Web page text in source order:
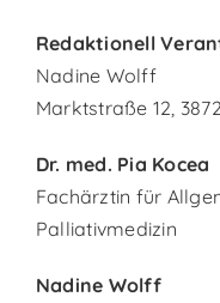
Redaktionell
Nadine Wolff
Marktstraße 12,
Dr. med. Pia Kocea
Fachärztin für
Palliativmedizin
Nadine Wolff